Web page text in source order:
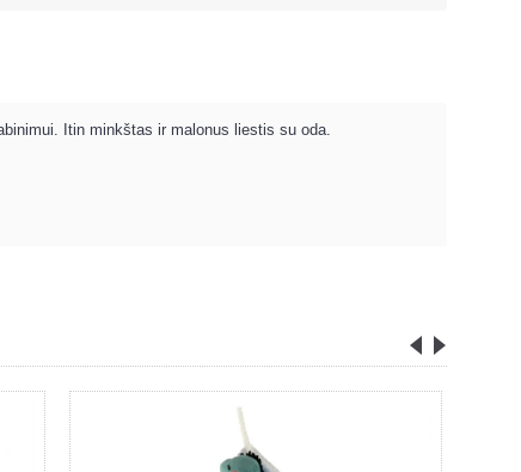
Itin minkštas ir malonus liestis su oda.